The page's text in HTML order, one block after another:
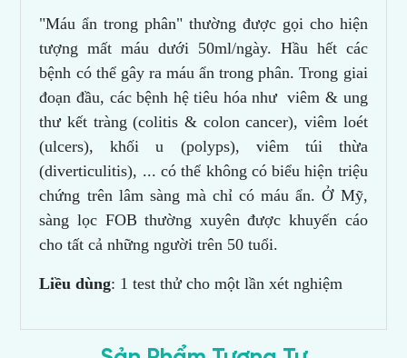
"Máu ẩn trong phân" thường được gọi cho hiện
tượng mất máu dưới 50ml/ngày. Hầu hết các
bệnh có thể gây ra máu ẩn trong phân. Trong giai
đoạn đầu, các bệnh hệ tiêu hóa như viêm & ung
thư kết tràng (colitis & colon cancer), viêm loét
(ulcers), khối u (polyps), viêm túi thừa
(diverticulitis), ... có thể không có biểu hiện triệu
chứng trên lâm sàng mà chỉ có máu ẩn. Ở Mỹ,
sàng lọc FOB thường xuyên được khuyến cáo
cho tất cả những người trên 50 tuổi.
Liều dùng: 1 test thử cho một lần xét nghiệm